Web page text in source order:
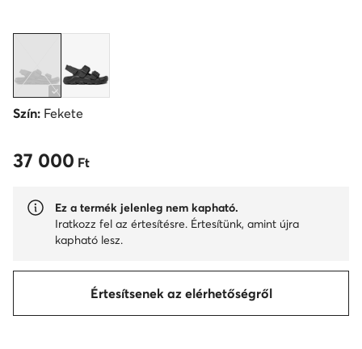
Szín: Fekete
37 000 Ft
37 000 Ft
Ez a termék jelenleg nem kapható.
Iratkozz fel az értesítésre. Értesítünk, amint újra
kapható lesz.
Értesítsenek az elérhetőségről